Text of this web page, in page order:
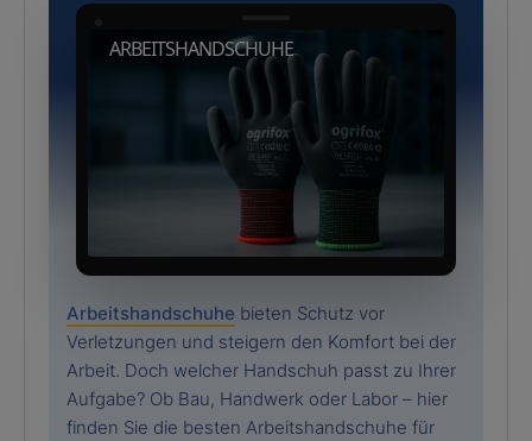
ARBEITSHANDSCHUHE
Arbeitshandschuhe bieten Schutz vor
Verletzungen und steigern den Komfort bei der
Arbeit. Doch welcher Handschuh passt zu Ihrer
Aufgabe? Ob Bau, Handwerk oder Labor – hier
finden Sie die besten Arbeitshandschuhe für